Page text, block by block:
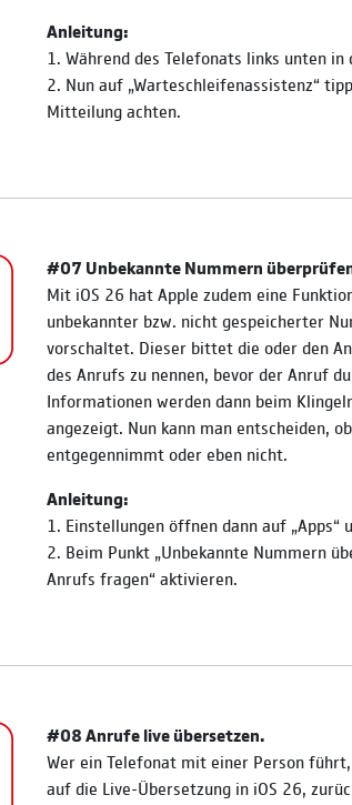
Anleitung:
1. Während des Telefonats links unten
2. Nun auf „Warteschleifenassistenz“
Mitteilung achten.
#07 Unbekannte Nummern
Mit iOS 26 hat Apple zudem eine
unbekannter bzw. nicht gespeicherter
vorschaltet. Dieser bittet die oder den
des Anrufs zu nennen, bevor der Anruf
Informationen werden dann beim
angezeigt. Nun kann man entscheiden,
entgegennimmt oder eben nicht.
Anleitung:
1. Einstellungen öffnen dann auf „Apps“
2. Beim Punkt „Unbekannte Nummern
Anrufs fragen“ aktivieren.
#08 Anrufe live übersetzen.
Wer ein Telefonat mit einer Person
auf die Live-Übersetzung in iOS 26,